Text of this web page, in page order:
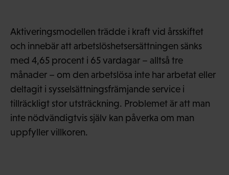
Aktiveringsmodellen trädde i kraft vid årsskiftet
och innebär att arbetslöshetsersättningen sänks
med 4,65 procent i 65 vardagar – alltså tre
månader – om den arbetslösa inte har arbetat eller
deltagit i sysselsättningsfrämjande service i
tillräckligt stor utsträckning. Problemet är att man
inte nödvändigtvis själv kan påverka om man
uppfyller villkoren.